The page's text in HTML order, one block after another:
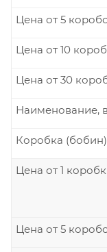
Коробка (бобин)